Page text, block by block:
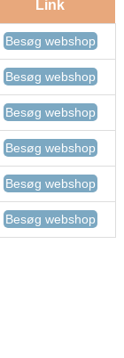
Link
Besøg webshop
Besøg webshop
Besøg webshop
Besøg webshop
Besøg webshop
Besøg webshop